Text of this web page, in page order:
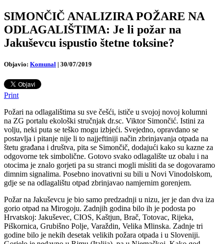
SIMONČIČ ANALIZIRA POŽARE NA
ODLAGALIŠTIMA: Je li požar na
Jakuševcu ispustio štetne toksine?
Objavio: Komunal | 30/07/2019
Print
Požari na odlagalištima su sve češći, ističe u svojoj novoj kolumni
na ZG portalu ekološki stručnjak dr.sc. Viktor Simončić. Istini za
volju, neki puta se teško mogu izbjeći. Svejedno, opravdano se
postavlja i pitanje nije li to najjeftiniji način zbrinjavanja otpada na
štetu građana i društva, pita se Simončič, dodajući kako su kazne za
odgovorne tek simbolične. Gotovo svako odlagalište uz obalu i na
otocima je znalo gorjeti pa su stranci mogli misliti da se dogovaramo
dimnim signalima. Posebno inovativni su bili u Novi Vinodolskom,
gdje se na odlagalištu otpad zbrinjavao namjernim gorenjem.
Požar na Jakuševcu je bio samo predzadnji u nizu, jer je dan dva iza
gorio otpad na Mirogoju. Zadnjih godina bilo ih je podosta po
Hrvatskoj: Jakuševec, CIOS, Kaštjun, Brač, Totovac, Rijeka,
Piškornica, Grubišno Polje, Varaždin, Velika Mlinska. Zadnje tri
godine bilo je nekih desetak velikih požara otpada i u Sloveniji.